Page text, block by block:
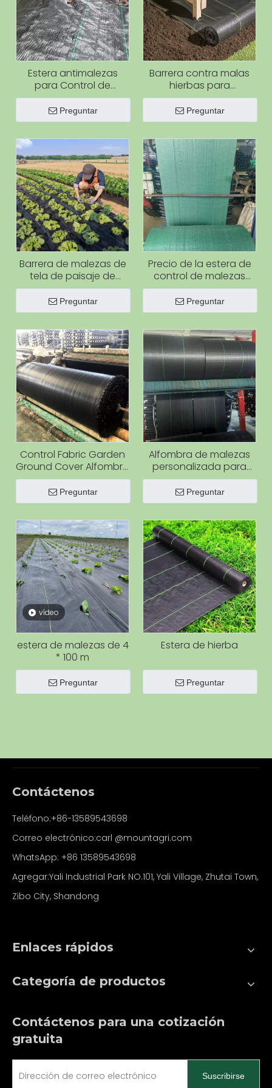
Estera antimalezas
para Control de
césped, tela para cubrir
el suelo, tela antihierba,
tela para Control de
barrera contra malas
hierbas
Preguntar
Barrera contra malas
hierbas para
agricultura, tela para
paisaje, bloque de
malas hierbas de alta
cubrir el suelo de
jardinería, tela para
jardín para Control de
malas hierbas
Preguntar
Barrera de malezas de
tela de paisaje de
alfombra de malezas
de PP para huerto
agrícola
Preguntar
Precio de la estera de
control de malezas
Tela para cubrir el suelo
Tela anti malezas
Preguntar
Control Fabric Garden
Ground Cover Alfombra
anti-UV para malezas
Preguntar
Alfombra de malezas
personalizada para
clientes canadienses
Preguntar
vídeo
estera de malezas de 4
* 100 m
Preguntar
Estera de hierba
Preguntar
Contáctenos
Teléfono:+86-13589543698
Correo electrónico:carl @mountagri.com
WhatsApp: +86 13589543698
Agregar:Yali Industrial Park NO.101, Yali Village, Zhutai Town,
Zibo City, Shandong
Enlaces rápidos
Categoría de productos
Contáctenos para una cotización
gratuita
Suscribirse